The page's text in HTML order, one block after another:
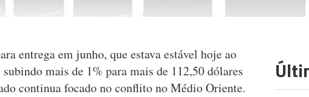
entrega em junho, que estava estável hoje ao
mais de 1% para mais de 112,50 dólares
continua focado no conflito no Médio Oriente.